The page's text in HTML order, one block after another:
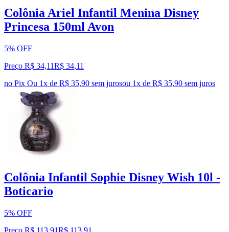
Colônia Ariel Infantil Menina Disney
Princesa 150ml Avon
5% OFF
Preço R$ 34,11R$ 34,11
no Pix Ou 1x de R$ 35,90 sem jurosou 1x de R$ 35,90 sem juros
Colônia Infantil Sophie Disney Wish 10l -
Boticario
5% OFF